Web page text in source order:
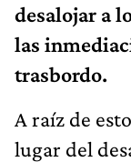
desalojar a
las
trasbordo.
A raíz de
lugar del